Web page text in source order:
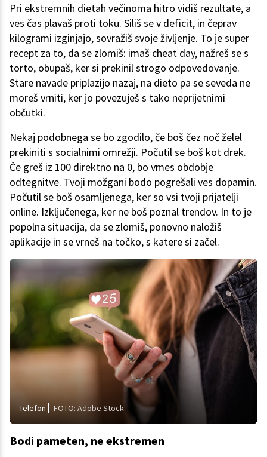
Pri ekstremnih dietah večinoma hitro vidiš rezultate, a
ves čas plavaš proti toku. Siliš se v deficit, in čeprav
kilogrami izginjajo, sovražiš svoje življenje. To je super
recept za to, da se zlomiš: imaš cheat day, nažreš se s
torto, obupaš, ker si prekinil strogo odpovedovanje.
Stare navade priplazijo nazaj, na dieto pa se seveda ne
moreš vrniti, ker jo povezuješ s tako neprijetnimi
občutki.
Nekaj podobnega se bo zgodilo, če boš čez noč želel
prekiniti s socialnimi omrežji. Počutil se boš kot drek.
Če greš iz 100 direktno na 0, bo vmes obdobje
odtegnitve. Tvoji možgani bodo pogrešali ves dopamin.
Počutil se boš osamljenega, ker so vsi tvoji prijatelji
online. Izključenega, ker ne boš poznal trendov. In to je
popolna situacija, da se zlomiš, ponovno naložiš
aplikacije in se vrneš na točko, s katere si začel.
Telefon FOTO: Adobe Stock
Bodi pameten, ne ekstremen